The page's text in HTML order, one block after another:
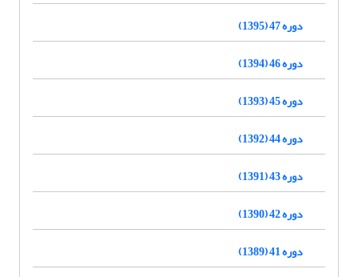
دوره 47 (1395)
دوره 46 (1394)
دوره 45 (1393)
دوره 44 (1392)
دوره 43 (1391)
دوره 42 (1390)
دوره 41 (1389)